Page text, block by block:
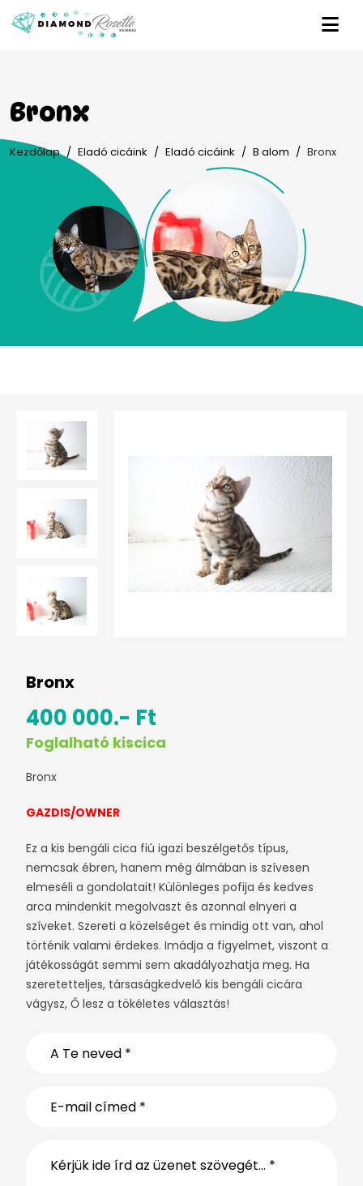
Bronx
Kezdőlap Eladó cicáink Eladó cicáink B alom Bronx
Bronx
400 000.- Ft
Foglalható kiscica
Bronx
GAZDIS/OWNER
Ez a kis bengáli cica fiú igazi beszélgetős típus,
nemcsak ébren, hanem még álmában is szívesen
elmeséli a gondolatait! Különleges pofija és kedves
arca mindenkit megolvaszt és azonnal elnyeri a
szíveket. Szereti a közelséget és mindig ott van, ahol
történik valami érdekes. Imádja a figyelmet, viszont a
játékosságát semmi sem akadályozhatja meg. Ha
szeretetteljes, társaságkedvelő kis bengáli cicára
vágysz, Ő lesz a tökéletes választás!